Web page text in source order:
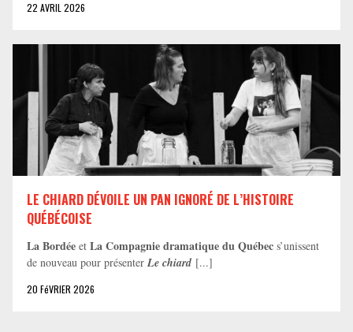
22 AVRIL 2026
LE CHIARD DÉVOILE UN PAN IGNORÉ DE L’HISTOIRE
QUÉBÉCOISE
La Bordée et La Compagnie dramatique du Québec s’unissent
de nouveau pour présenter Le chiard [...]
20 FéVRIER 2026